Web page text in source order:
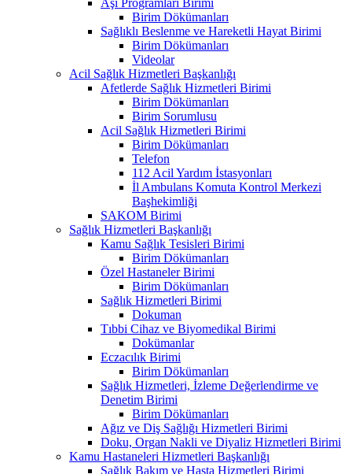
Birim Dökümanları
Sağlıklı Beslenme ve Hareketli Hayat Birimi
Birim Dökümanları
Videolar
Acil Sağlık Hizmetleri Başkanlığı
Afetlerde Sağlık Hizmetleri Birimi
Birim Dökümanları
Birim Sorumlusu
Acil Sağlık Hizmetleri Birimi
Birim Dökümanları
Telefon
112 Acil Yardım İstasyonları
İl Ambulans Komuta Kontrol Merkezi
Başhekimliği
SAKOM Birimi
Sağlık Hizmetleri Başkanlığı
Kamu Sağlık Tesisleri Birimi
Birim Dökümanları
Özel Hastaneler Birimi
Birim Dökümanları
Sağlık Hizmetleri Birimi
Dokuman
Tıbbi Cihaz ve Biyomedikal Birimi
Dokümanlar
Eczacılık Birimi
Birim Dökümanları
Sağlık Hizmetleri, İzleme Değerlendirme ve
Denetim Birimi
Birim Dökümanları
Ağız ve Diş Sağlığı Hizmetleri Birimi
Doku, Organ Nakli ve Diyaliz Hizmetleri Birimi
Kamu Hastaneleri Hizmetleri Başkanlığı
Sağlık Bakım ve Hasta Hizmetleri Birimi